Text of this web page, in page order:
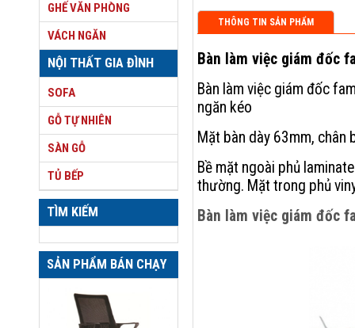
GHẾ VĂN PHÒNG
VÁCH NGĂN
NỘI THẤT GIA ĐÌNH
SOFA
GỖ TỰ NHIÊN
SÀN GỖ
TỦ BẾP
TÌM KIẾM
SẢN PHẨM BÁN CHẠY
THÔNG TIN SẢN PHẨM
Bàn làm việc giám đốc
Bàn làm việc giám đốc
ngăn kéo
Mặt bàn dày 63mm, chân
Bề mặt ngoài phủ
thường. Mặt trong phủ
Bàn làm việc giám đốc